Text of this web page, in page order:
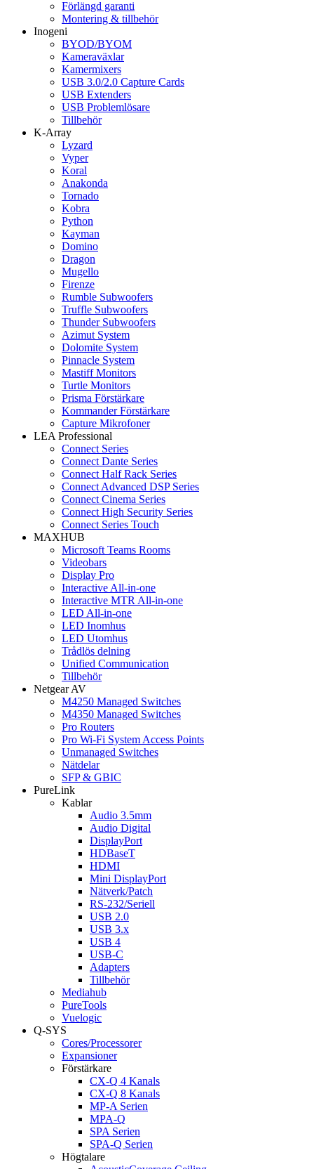
Förlängd garanti
Montering & tillbehör
Inogeni
BYOD/BYOM
Kameraväxlar
Kamermixers
USB 3.0/2.0 Capture Cards
USB Extenders
USB Problemlösare
Tillbehör
K-Array
Lyzard
Vyper
Koral
Anakonda
Tornado
Kobra
Python
Kayman
Domino
Dragon
Mugello
Firenze
Rumble Subwoofers
Truffle Subwoofers
Thunder Subwoofers
Azimut System
Dolomite System
Pinnacle System
Mastiff Monitors
Turtle Monitors
Prisma Förstärkare
Kommander Förstärkare
Capture Mikrofoner
LEA Professional
Connect Series
Connect Dante Series
Connect Half Rack Series
Connect Advanced DSP Series
Connect Cinema Series
Connect High Security Series
Connect Series Touch
MAXHUB
Microsoft Teams Rooms
Videobars
Display Pro
Interactive All-in-one
Interactive MTR All-in-one
LED All-in-one
LED Inomhus
LED Utomhus
Trådlös delning
Unified Communication
Tillbehör
Netgear AV
M4250 Managed Switches
M4350 Managed Switches
Pro Routers
Pro Wi-Fi System Access Points
Unmanaged Switches
Nätdelar
SFP & GBIC
PureLink
Kablar
Audio 3.5mm
Audio Digital
DisplayPort
HDBaseT
HDMI
Mini DisplayPort
Nätverk/Patch
RS-232/Seriell
USB 2.0
USB 3.x
USB 4
USB-C
Adapters
Tillbehör
Mediahub
PureTools
Vuelogic
Q-SYS
Cores/Processorer
Expansioner
Förstärkare
CX-Q 4 Kanals
CX-Q 8 Kanals
MP-A Serien
MPA-Q
SPA Serien
SPA-Q Serien
Högtalare